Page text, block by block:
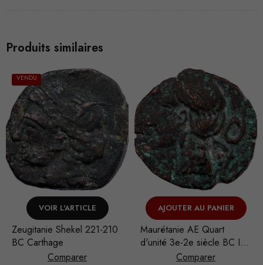
Produits similaires
AJOUTER AU PANIER
Maurétanie AE Quart
d'unité 3e-2e siècle BC Iol
CésaréeComparer
VENDU
VOIR L'ARTICLE
Numidie Massinissa ou
Micipsa AE Bronze 208-
148 BC Comparer